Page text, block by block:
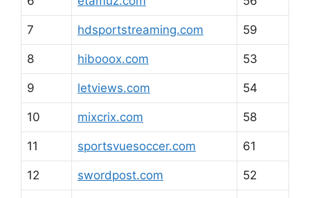
7 hdsportstreaming.com 59
8 hibooox.com 53
9 letviews.com 54
10 mixcrix.com 58
11 sportsvuesoccer.com 61
12 swordpost.com 52